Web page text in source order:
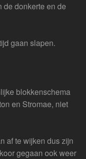
de donkerte en de
gaan slapen.
blokkenschema
en Stromae, niet
af te wijken dus zijn
gegaan ook weer